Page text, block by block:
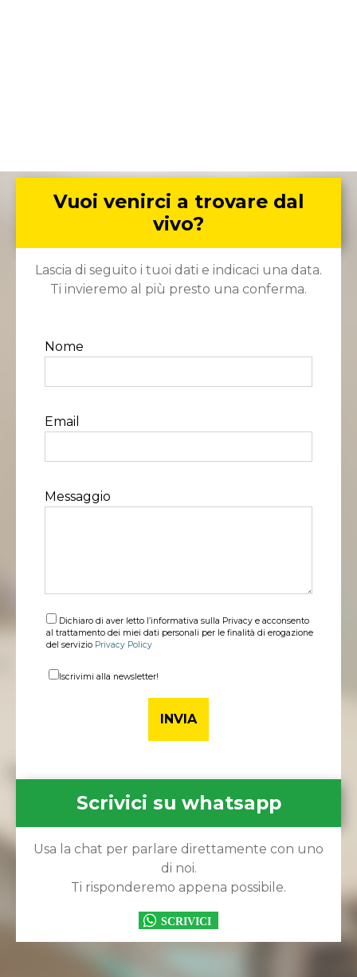
Vuoi venirci a trovare dal
vivo?
Lascia di seguito i tuoi dati e indicaci una data.
Ti invieremo al più presto una conferma.
Nome
Email
Messaggio
Dichiaro di aver letto l’informativa sulla Privacy e acconsento
al trattamento dei miei dati personali per le finalità di erogazione
del servizio Privacy Policy
Iscrivimi alla newsletter!
Scrivici su whatsapp
Usa la chat per parlare direttamente con uno
di noi.
Ti risponderemo appena possibile.